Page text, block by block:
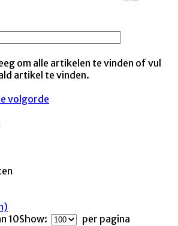
om alle artikelen te vinden of vul
artikel te vinden.
volgorde
10Show: per pagina